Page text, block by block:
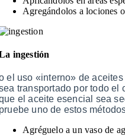
Agregándolos a lociones
ingestión
el uso «interno» de
transportado por todo el
el aceite esencial sea
uno de estos
Agréguelo a un vaso de